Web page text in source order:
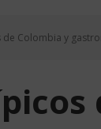
de Colombia y